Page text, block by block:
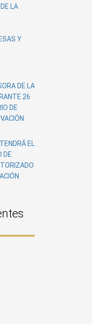
LA
Y
DE LA
26
DE
EL
DE